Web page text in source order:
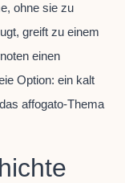
ohne sie zu
greift zu einem
einen
Option: ein kalt
affogato-Thema